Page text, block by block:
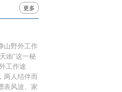
更多
山野外工作
凼”这一秘
工作途
两人结伴而
表风波、家